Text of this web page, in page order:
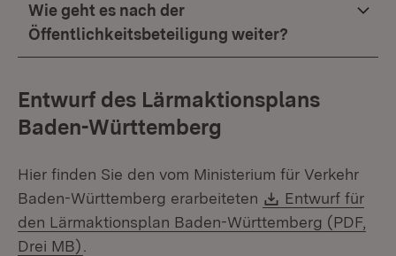
Wie geht es nach der
Öffentlichkeitsbeteiligung weiter?
Entwurf des Lärmaktionsplans
Baden-Württemberg
Hier finden Sie den vom Ministerium für Verkehr
Baden-Württemberg erarbeiteten
Download:
Entwurf für
den Lärmaktionsplan Baden-Württemberg (PDF,
Drei MB)